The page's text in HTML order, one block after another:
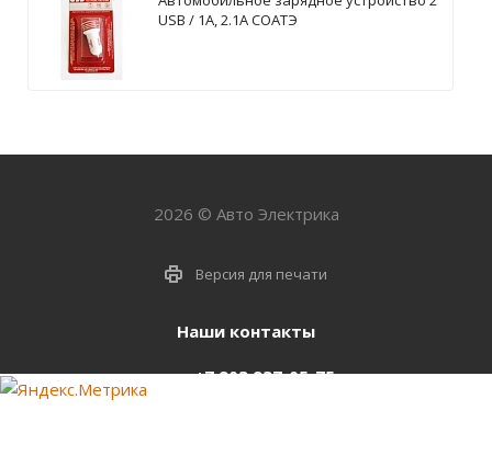
USB / 1А, 2.1А СОАТЭ
2026 © Авто Электрика
Версия для печати
Наши контакты
+7 903 937-05-75